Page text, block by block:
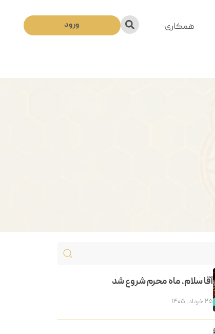
همکاری
ورود
آقا سلام، ماه محرم شروع شد
۲۵ خرداد, ۱۴۰۵